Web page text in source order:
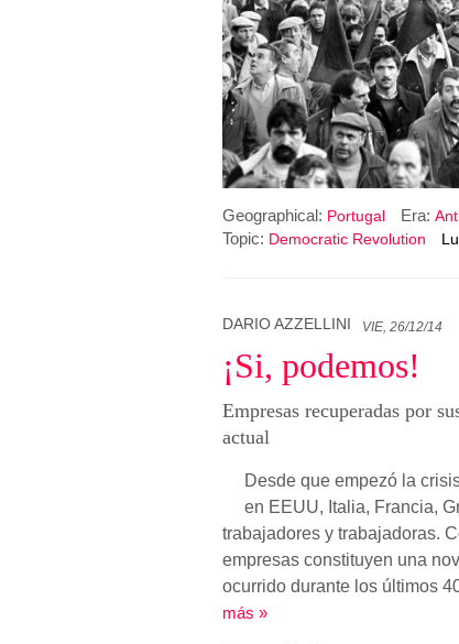
Geographical: Portugal Era:
Topic: Democratic Revolution
DARIO AZZELLINI VIE, 26/12/14
¡Si, podemos!
Empresas recuperadas por
actual
Desde que empezó la
en EEUU, Italia, Francia,
trabajadores y trabajadoras.
empresas constituyen una
ocurrido durante los últimos
más »